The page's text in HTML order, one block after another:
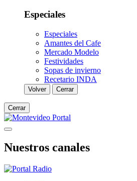
Especiales
Especiales
Amantes del Cafe
Mercado Modelo
Festividades
Sopas de invierno
Recetario INDA
Volver Cerrar
Cerrar
Nuestros canales